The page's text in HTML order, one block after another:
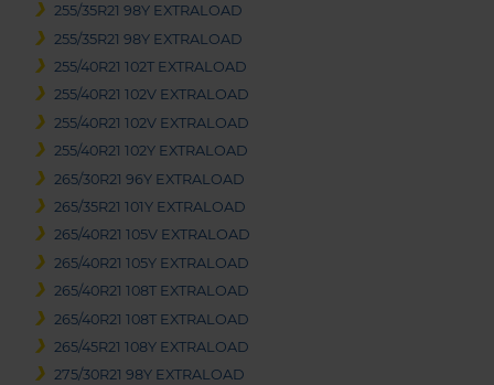
255/35R21 98Y EXTRALOAD
255/35R21 98Y EXTRALOAD
255/40R21 102T EXTRALOAD
255/40R21 102V EXTRALOAD
255/40R21 102V EXTRALOAD
255/40R21 102Y EXTRALOAD
265/30R21 96Y EXTRALOAD
265/35R21 101Y EXTRALOAD
265/40R21 105V EXTRALOAD
265/40R21 105Y EXTRALOAD
265/40R21 108T EXTRALOAD
265/40R21 108T EXTRALOAD
265/45R21 108Y EXTRALOAD
275/30R21 98Y EXTRALOAD